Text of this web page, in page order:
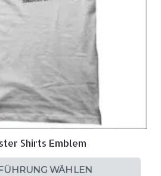
Shirts Emblem
WÄHLEN